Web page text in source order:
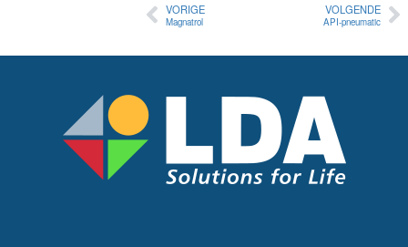
VOLGENDE
API-pneumatic
VORIGE
Magnatrol